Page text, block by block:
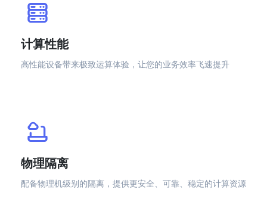
计算性能
高性能设备带来极致运算体验，让您的业务效率飞速提升
物理隔离
配备物理机级别的隔离，提供更安全、可靠、稳定的计算资源